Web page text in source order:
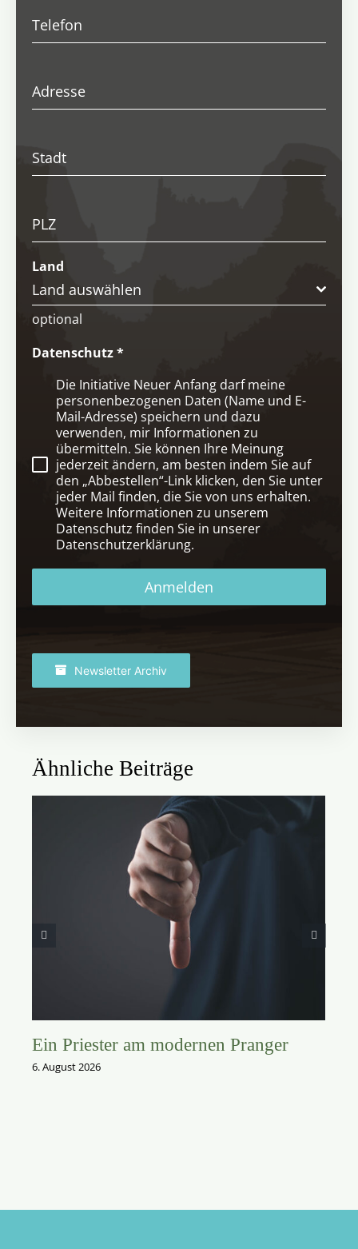
Telefon
Adresse
Stadt
PLZ
Land
Land auswählen
optional
Datenschutz*
Die Initiative Neuer Anfang darf meine
personenbezogenen Daten (Name und E-
Mail-Adresse) speichern und dazu
verwenden, mir Informationen zu
übermitteln. Sie können Ihre Meinung
jederzeit ändern, am besten indem Sie auf
den „Abbestellen“-Link klicken, den Sie unter
jeder Mail finden, die Sie von uns erhalten.
Weitere Informationen zu unserem
Datenschutz finden Sie in unserer
Datenschutzerklärung.
Anmelden
Newsletter Archiv
Ähnliche Beiträge
Ein Priester am modernen Pranger
6. August 2026